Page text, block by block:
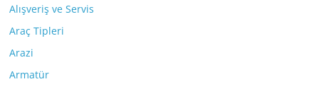
Alışveriş ve Servis
Araç Tipleri
Arazi
Armatür